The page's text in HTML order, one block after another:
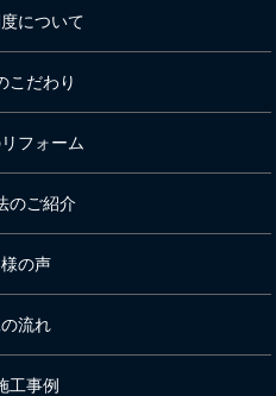
について
こだわり
フォーム
のご紹介
の声
流れ
工事例